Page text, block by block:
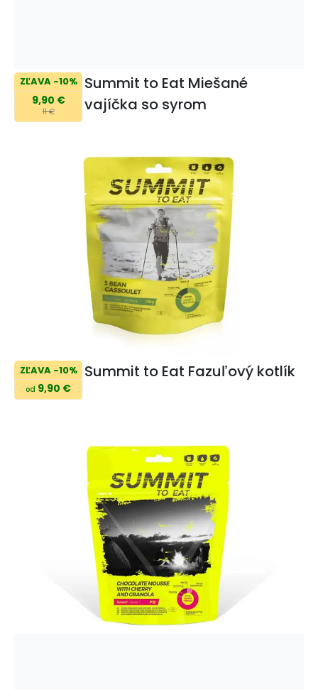
ZĽAVA -10%
9,90 €
11 €
Summit to Eat Miešané
vajíčka so syrom
ZĽAVA -10%
od 9,90 €
Summit to Eat Fazuľový kotlík